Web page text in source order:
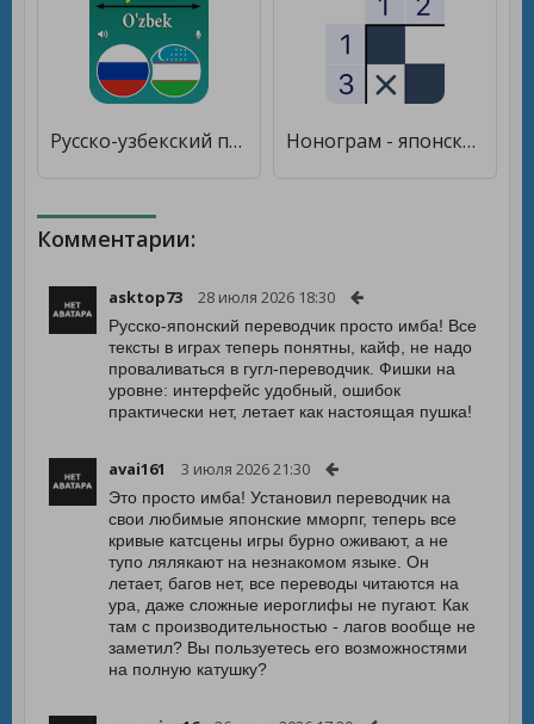
Русско-узбекский переводчик [Unlocked] Нонограм - японский кроссворд [Много монет]
Комментарии:
asktop73 28 июля 2026 18:30
Русско-японский переводчик просто имба! Все
тексты в играх теперь понятны, кайф, не надо
проваливаться в гугл-переводчик. Фишки на
уровне: интерфейс удобный, ошибок
практически нет, летает как настоящая пушка!
avai161 3 июля 2026 21:30
Это просто имба! Установил переводчик на
свои любимые японские мморпг, теперь все
кривые катсцены игры бурно оживают, а не
тупо лялякают на незнакомом языке. Он
летает, багов нет, все переводы читаются на
ура, даже сложные иероглифы не пугают. Как
там с производительностью - лагов вообще не
заметил? Вы пользуетесь его возможностями
на полную катушку?